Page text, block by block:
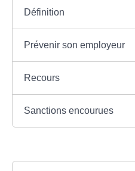
Définition
Prévenir son employeur
Recours
Sanctions encourues